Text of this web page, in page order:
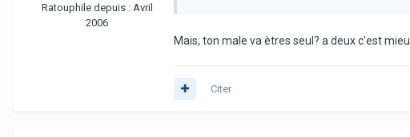
Ratouphile depuis : Avril
2006
Mais, ton male va ètres seul? a deux c'est mieu
Citer